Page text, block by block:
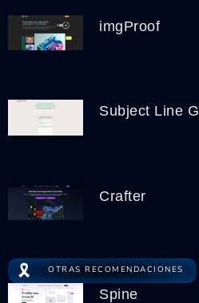
imgProof
Subject Line
Crafter
🎗️ OTRAS RECOMENDACIONES
Spine